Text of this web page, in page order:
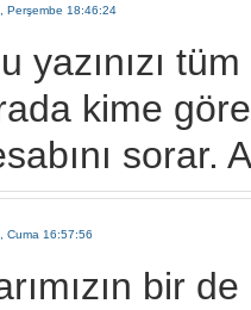
Perşembe 18:46:24
yazınızı
kime
sorar.
Cuma 16:57:56
bir